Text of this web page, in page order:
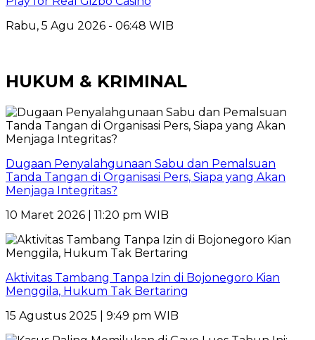
Rabu, 5 Agu 2026 - 06:48 WIB
HUKUM & KRIMINAL
Dugaan Penyalahgunaan Sabu dan Pemalsuan
Tanda Tangan di Organisasi Pers, Siapa yang Akan
Menjaga Integritas?
10 Maret 2026 | 11:20 pm WIB
Aktivitas Tambang Tanpa Izin di Bojonegoro Kian
Menggila, Hukum Tak Bertaring
15 Agustus 2025 | 9:49 pm WIB